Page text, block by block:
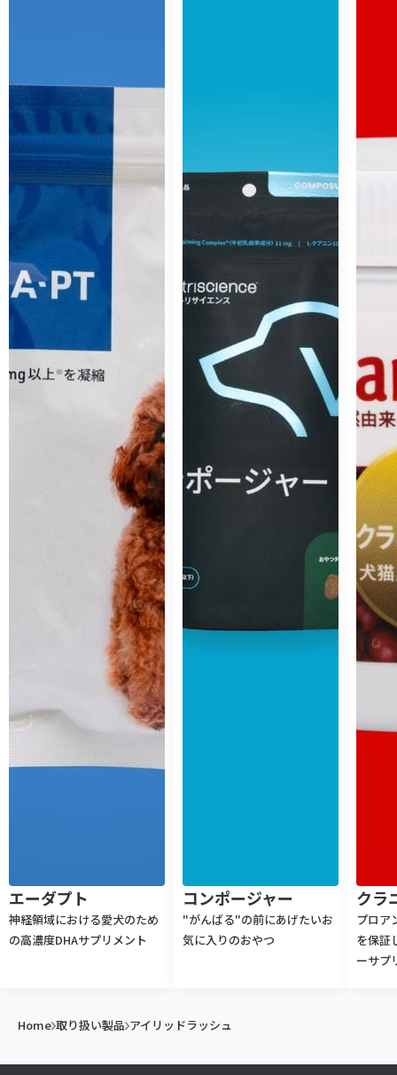
エーダプト
神経領域における愛犬の​ため
の​高濃度DHAサプリメント
コンポージャー
"がんばる"の前にあげたいお
気に入りのおやつ
クラ
プロア
を保証
ーサプ
Home 取り扱い製品 アイリッドラッシュ